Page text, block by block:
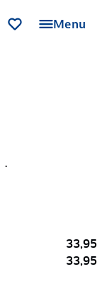
Menu
33,95
33,95